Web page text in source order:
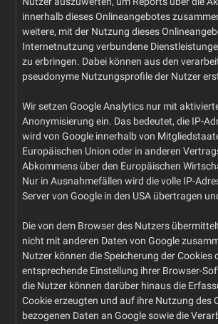
innerhalb dieses Onlineangebotes
weitere, mit der Nutzung dieses
Internetnutzung verbundene
zu erbringen. Dabei können aus den
pseudonyme Nutzungsprofile der Nutzer
Wir setzen Google Analytics nur mit
Anonymisierung ein. Das bedeutet, die IP-
wird von Google innerhalb von
Europäischen Union oder in anderen
Abkommens über den Europäischen
Nur in Ausnahmefällen wird die volle IP-
Server von Google in den USA übertragen
Die von dem Browser des Nutzers
nicht mit anderen Daten von Google
Nutzer können die Speicherung der Cookies
entsprechende Einstellung ihrer Browser-
die Nutzer können darüber hinaus die
Cookie erzeugten und auf ihre Nutzung des
bezogenen Daten an Google sowie die